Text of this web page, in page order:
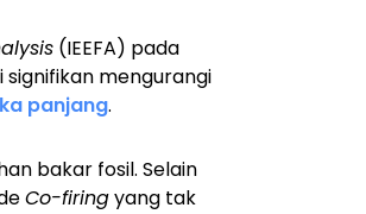
(IEEFA) pada
mengurangi
panjang.
bakar fosil. Selain
Co-firingyang tak